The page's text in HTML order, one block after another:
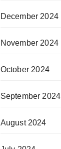
December 2024
November 2024
October 2024
September 2024
August 2024